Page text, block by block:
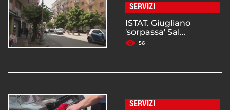
SERVIZI
ISTAT. Giugliano
'sorpassa' Sal...
56
SERVIZI